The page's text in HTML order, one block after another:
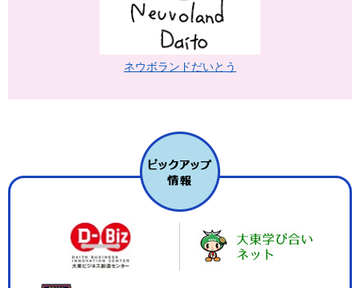
ネウボランドだいとう